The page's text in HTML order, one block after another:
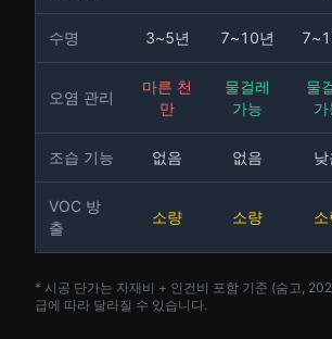
수명 3~5년 7~10년
오염 관리
마른 천
만
물걸레
가능
물
가
조습 기능 없음 없음 낮
VOC 방
출
소량 소량 소
* 시공 단가는 자재비 + 인건비 포함 기준 (숨고,
급에 따라 달라질 수 있습니다.